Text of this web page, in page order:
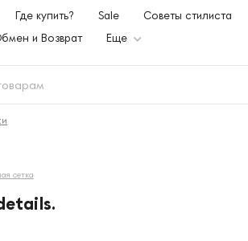
Где купить? Sale Советы стилиста
и Возврат Еще
сетка